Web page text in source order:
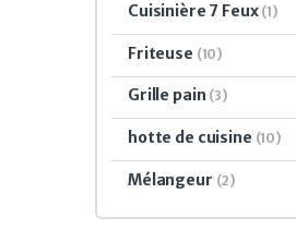
Cuisinière 7 Feux (1)
Friteuse (10)
Grille pain (3)
hotte de cuisine (10)
Mélangeur (2)